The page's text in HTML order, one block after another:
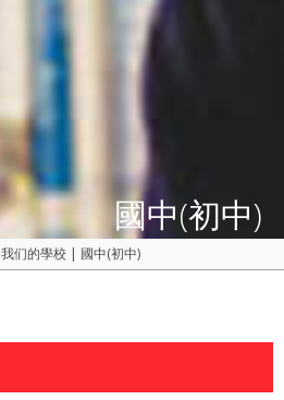
國中(初中)
我们的學校 | 國中(初中)